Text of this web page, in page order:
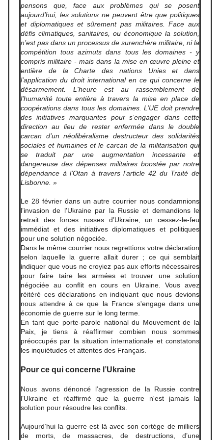
pensons que, face aux problèmes qui se posent
aujourd'hui, les solutions ne peuvent être que politiques
et diplomatiques et sûrement pas militaires. Face aux
défis climatiques, sanitaires, ou économique la solution,
n’est pas dans un processus de surenchère militaire, ni la
compétition tous azimuts dans tous les domaines - y
compris militaire - mais dans la mise en œuvre pleine et
entière de la Charte des nations Unies et dans
l’application du droit international en ce qui concerne le
désarmement. L'heure est au rassemblement de
l'humanité toute entière à travers la mise en place de
coopérations dans tous les domaines. L’UE doit prendre
des initiatives marquantes pour s’engager dans cette
direction au lieu de rester enfermée dans le double
carcan d’un néolibéralisme destructeur des solidarités
sociales et humaines et le carcan de la militarisation qui
se traduit par une augmentation incessante et
dangereuse des dépenses militaires boostée par notre
dépendance à l’Otan à travers l’article 42 du Traité de
Lisbonne. »
Le 28 février dans un autre courrier nous condamnions
l’invasion de l'Ukraine par la Russie et demandions le
retrait des forces russes d’Ukraine, un cessez-le-feu
immédiat et des initiatives diplomatiques et politiques
pour une solution négociée.
Dans le même courrier nous regrettions votre déclaration
selon laquelle la guerre allait durer ; ce qui semblait
indiquer que vous ne croyiez pas aux efforts nécessaires
pour faire taire les armées et trouver une solution
négociée au conflit en cours en Ukraine. Vous avez
réitéré ces déclarations en indiquant que nous devions
nous attendre à ce que la France s'engage dans une
économie de guerre sur le long terme.
En tant que porte-parole national du Mouvement de la
Paix, je tiens à réaffirmer combien nous sommes
préoccupés par la situation internationale et constatons
les inquiétudes et attentes des Français.
Pour ce qui concerne l’Ukraine
Nous avons dénoncé l’agression de la Russie contre
l’Ukraine et réaffirmé que la guerre n'est jamais la
solution pour résoudre les conflits.
Aujourd’hui la guerre est là avec son cortège de milliers
de morts, de massacres, de destructions, d’une